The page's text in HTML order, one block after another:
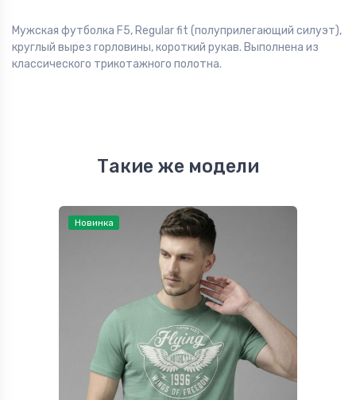
Мужская футболка F5, Regular fit (полуприлегающий силуэт),
круглый вырез горловины, короткий рукав. Выполнена из
классического трикотажного полотна.
Такие же модели
Новинка